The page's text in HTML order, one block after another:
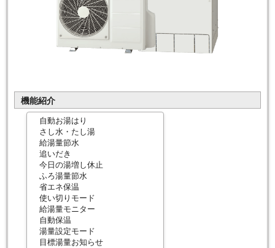
機能紹介
自動お湯はり
さし水・たし湯
給湯量節水
追いだき
今日の湯増し休止
ふろ湯量節水
省エネ保温
使い切りモード
給湯量モニター
自動保温
湯量設定モード
目標湯量お知らせ